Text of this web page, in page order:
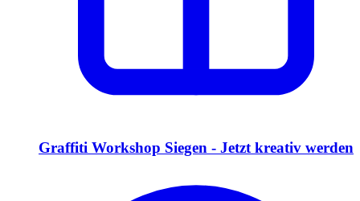
Graffiti Workshop Siegen - Jetzt kreativ werden